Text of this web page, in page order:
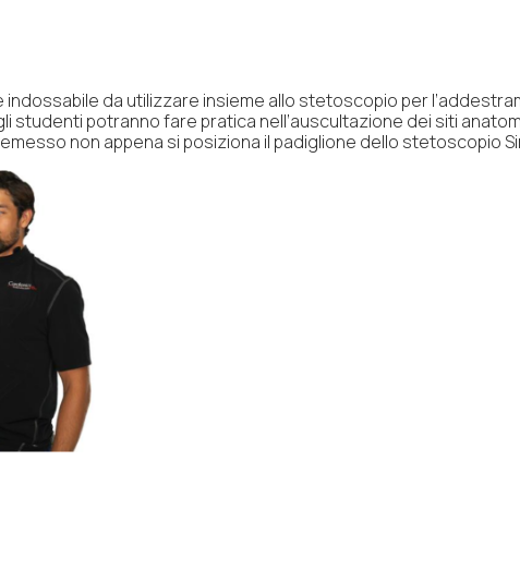
indossabile da utilizzare insieme allo stetoscopio per
studenti potranno fare pratica nell’auscultazione dei siti
non appena si posiziona il padiglione dello stetoscopio